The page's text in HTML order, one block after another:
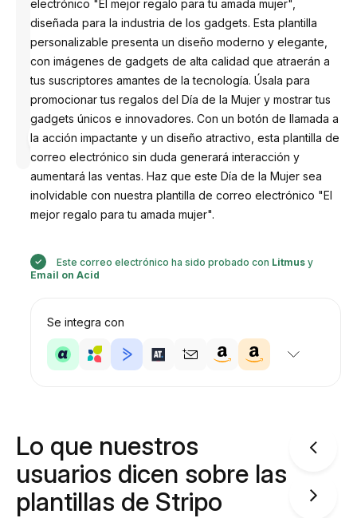
Diseñado
por
Anastasiia
electrónico "El mejor regalo para tu amada mujer",
diseñada para la industria de los gadgets. Esta plantilla
personalizable presenta un diseño moderno y elegante,
con imágenes de gadgets de alta calidad que atraerán a
tus suscriptores amantes de la tecnología. Úsala para
promocionar tus regalos del Día de la Mujer y mostrar tus
gadgets únicos e innovadores. Con un botón de llamada a
la acción impactante y un diseño atractivo, esta plantilla de
correo electrónico sin duda generará interacción y
aumentará las ventas. Haz que este Día de la Mujer sea
inolvidable con nuestra plantilla de correo electrónico "El
mejor regalo para tu amada mujer".
Este correo electrónico ha sido probado con Litmus y
Email on Acid
Se integra con
Lo que nuestros
usuarios dicen sobre las
plantillas de Stripo